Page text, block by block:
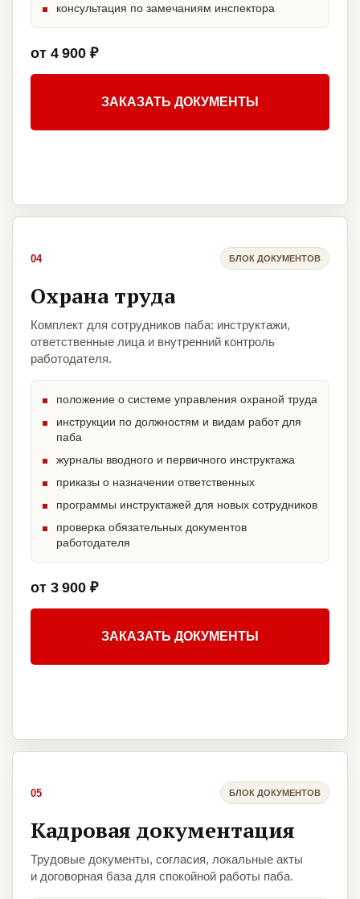
консультация по замечаниям инспектора
от 4 900 ₽
ЗАКАЗАТЬ ДОКУМЕНТЫ
04 БЛОК ДОКУМЕНТОВ
Охрана труда
Комплект для сотрудников паба: инструктажи,
ответственные лица и внутренний контроль
работодателя.
положение о системе управления охраной труда
инструкции по должностям и видам работ для
паба
журналы вводного и первичного инструктажа
приказы о назначении ответственных
программы инструктажей для новых сотрудников
проверка обязательных документов
работодателя
от 3 900 ₽
ЗАКАЗАТЬ ДОКУМЕНТЫ
05 БЛОК ДОКУМЕНТОВ
Кадровая документация
Трудовые документы, согласия, локальные акты
и договорная база для спокойной работы паба.